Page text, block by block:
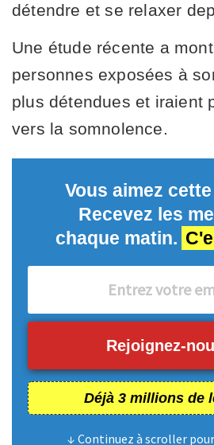
détendre et se relaxer
Une étude récente a
personnes exposées à
plus détendues et iraient
vers la somnolence.
Vous aimez
Recevez les
chaque matin.
Rejoignez-
Déjà 3 millions de
↓ Continuez à scroller